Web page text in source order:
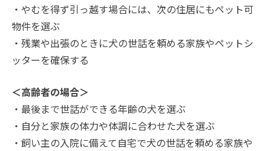
・やむを得ず引っ越す場合には、次の住居にもペット可
物件を選ぶ
・残業や出張のときに犬の世話を頼める家族やペットシ
ッターを確保する
＜高齢者の場合＞
・最後まで世話ができる年齢の犬を選ぶ
・自分と家族の体力や体調に合わせた犬を選ぶ
・飼い主の入院に備えて自宅で犬の世話を頼める家族や